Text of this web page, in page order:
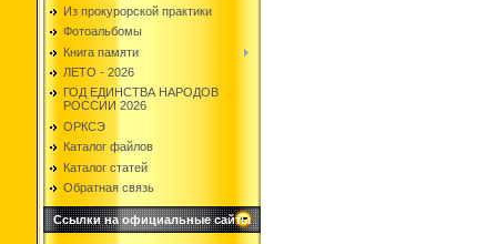
Из прокурорской практики
Фотоальбомы
Книга памяти
ЛЕТО - 2026
ГОД ЕДИНСТВА НАРОДОВ
РОССИИ 2026
ОРКСЭ
Каталог файлов
Каталог статей
Обратная связь
Ссылки на официальные сайты